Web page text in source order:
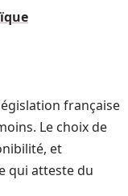
française
Le choix de
et
qui atteste du